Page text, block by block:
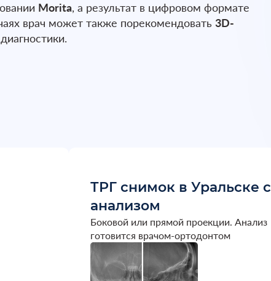
Morita, а результат в цифровом формате
врач может также порекомендовать 3D-
ТРГ снимок в Уральске с
анализом
Боковой или прямой проекции. Анализ
готовится врачом-ортодонтом